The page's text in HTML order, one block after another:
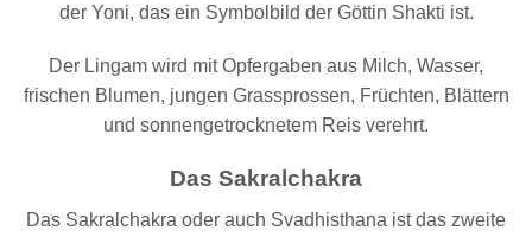
der Yoni, das ein Symbolbild der Göttin Shakti ist.
Der Lingam wird mit Opfergaben aus Milch, Wasser,
frischen Blumen, jungen Grassprossen, Früchten, Blättern
und sonnengetrocknetem Reis verehrt.
Das Sakralchakra
Das Sakralchakra oder auch Svadhisthana ist das zweite